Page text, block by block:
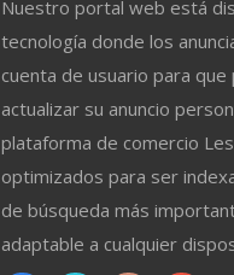
Nuestro portal web está
tecnología donde los
cuenta de usuario para
actualizar su anuncio
plataforma de comercio
optimizados para ser
de búsqueda más
adaptable a cualquier